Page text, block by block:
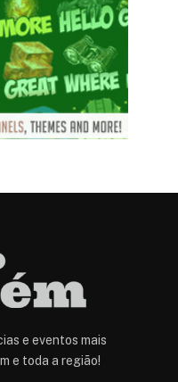
e eventos mais
e toda a região!